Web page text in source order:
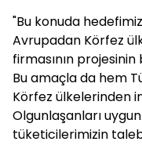
"Bu konuda
Avrupadan Körfez
firmasının projesinin
Bu amaçla da hem
Körfez ülkelerinden
Olgunlaşanları
tüketicilerimizin